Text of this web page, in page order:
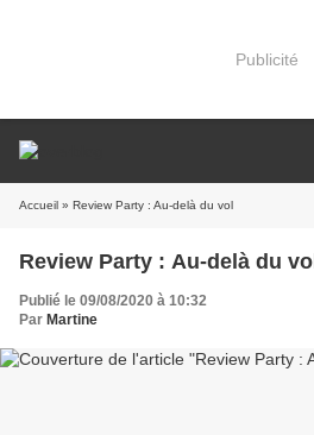
Publicité
Accueil » Review Party : Au-delà du vol
Review Party : Au-delà du vol
Publié le 09/08/2020 à 10:32
Par Martine